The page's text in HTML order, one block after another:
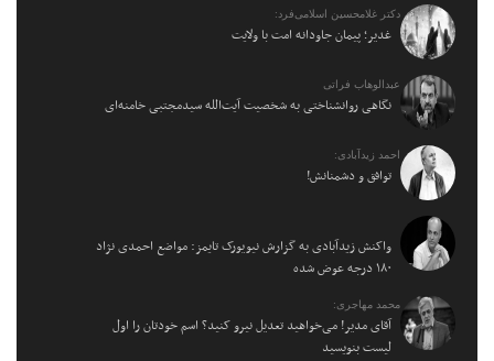
دکتر غلامحسین اسلامی‌فرد:
غدیر؛ پیمان جاودانه امت با ولایت
عبدالوهاب فراتی
نگاهی روانشناختی به شخصیت آیت‌الله سیدمجتبی خامنه‌ای
احمد زیدآبادی:
توافق و دشمنانش!
واکنش زیدآبادی به گزارش نیویورک تایمز: مواضع احمدی نژاد
۱۸۰ درجه عوض شده
محمد مهاجری:
آقای مدیر! می‌خواهید تعدیل نیرو کنید؟ اسم خودتان را اول
لیست بنویسید